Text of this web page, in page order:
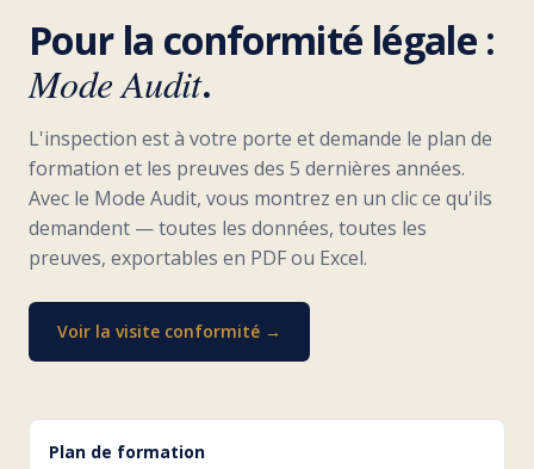
Pour la conformité légale :
Mode Audit.
L'inspection est à votre porte et demande le plan de
formation et les preuves des 5 dernières années.
Avec le Mode Audit, vous montrez en un clic ce qu'ils
demandent — toutes les données, toutes les
preuves, exportables en PDF ou Excel.
Voir la visite conformité →
Plan de formation